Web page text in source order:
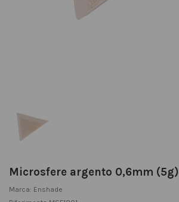
Microsfere argento 0,6mm (5g)
Marca: Enshade